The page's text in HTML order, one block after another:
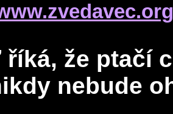
říká, že ptačí
nebude